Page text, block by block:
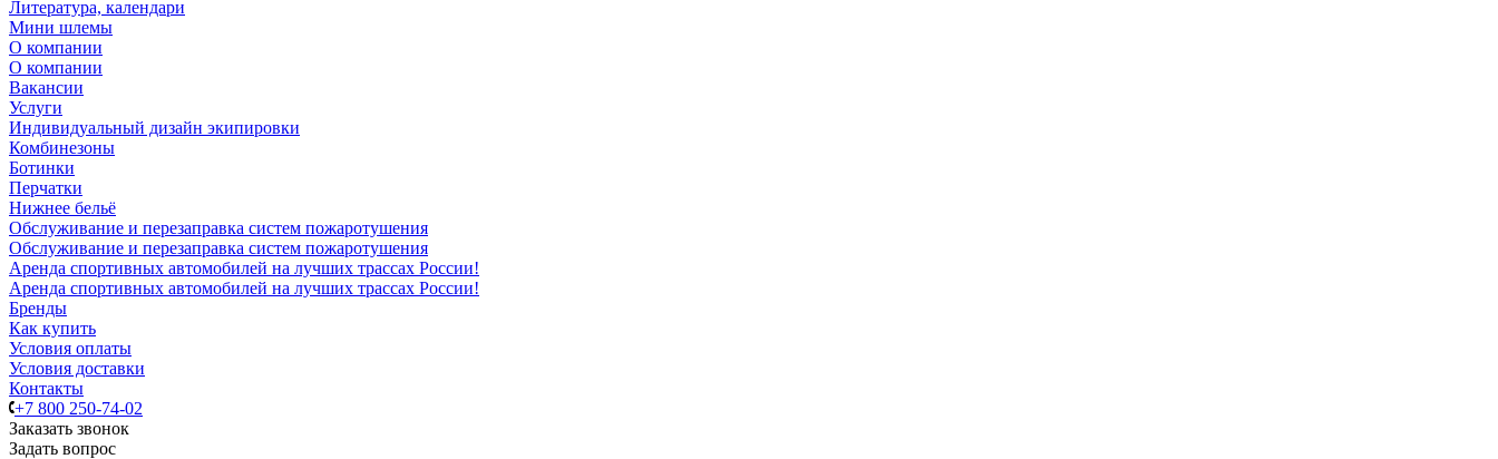
Литература, календари
Мини шлемы
О компании
О компании
Вакансии
Услуги
Индивидуальный дизайн экипировки
Комбинезоны
Ботинки
Перчатки
Нижнее бельё
Обслуживание и перезаправка систем пожаротушения
Обслуживание и перезаправка систем пожаротушения
Аренда спортивных автомобилей на лучших трассах России!
Аренда спортивных автомобилей на лучших трассах России!
Бренды
Как купить
Условия оплаты
Условия доставки
Контакты
+7 800 250-74-02
Заказать звонок
Задать вопрос